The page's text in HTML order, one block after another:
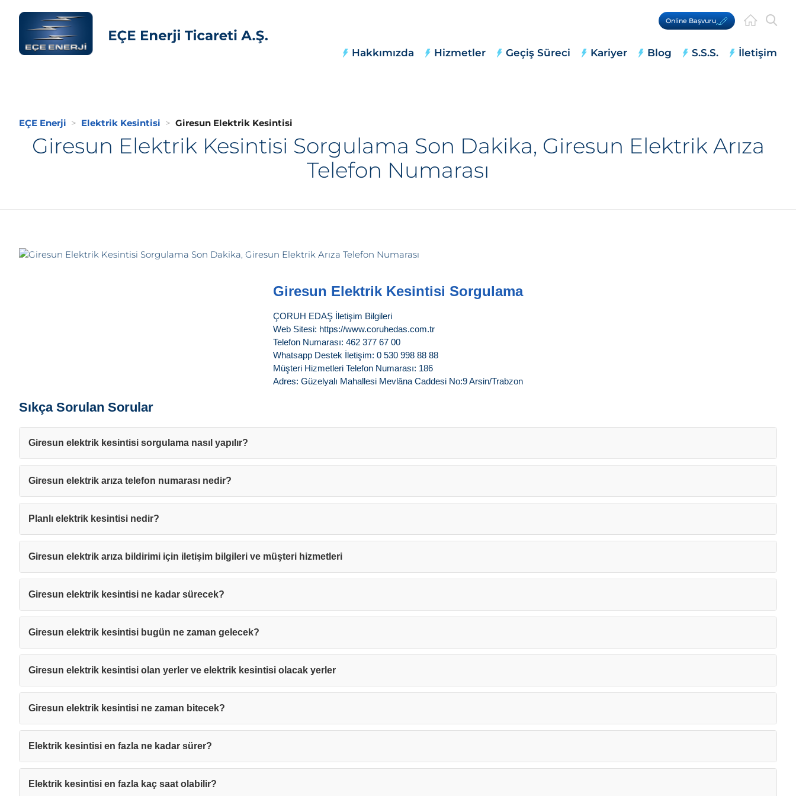
Online Başvuru
Hakkımızda Hizmetler Geçiş Süreci Kariyer Blog S.S.S. İletişim
EÇE Enerji Elektrik Kesintisi Giresun Elektrik Kesintisi
Giresun Elektrik Kesintisi Sorgulama Son Dakika, Giresun Elektrik Arıza
Telefon Numarası
Giresun Elektrik Kesintisi Sorgulama
ÇORUH EDAŞ İletişim Bilgileri
Web Sitesi: https://www.coruhedas.com.tr
Telefon Numarası: 462 377 67 00
Whatsapp Destek İletişim: 0 530 998 88 88
Müşteri Hizmetleri Telefon Numarası: 186
Adres: Güzelyalı Mahallesi Mevlâna Caddesi No:9 Arsin/Trabzon
Sıkça Sorulan Sorular
Giresun elektrik kesintisi sorgulama nasıl yapılır?
Giresun elektrik arıza telefon numarası nedir?
Planlı elektrik kesintisi nedir?
Giresun elektrik arıza bildirimi için iletişim bilgileri ve müşteri hizmetleri
Giresun elektrik kesintisi ne kadar sürecek?
Giresun elektrik kesintisi bugün ne zaman gelecek?
Giresun elektrik kesintisi olan yerler ve elektrik kesintisi olacak yerler
Giresun elektrik kesintisi ne zaman bitecek?
Elektrik kesintisi en fazla ne kadar sürer?
Elektrik kesintisi en fazla kaç saat olabilir?